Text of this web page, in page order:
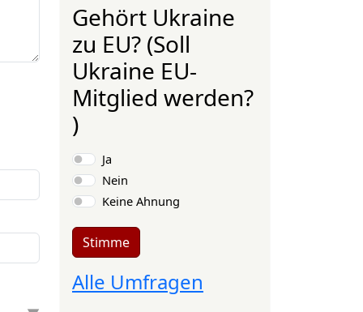
Gehört Ukraine
zu EU? (Soll
Ukraine EU-
Mitglied werden?
)
Auswahlmöglichkeiten
Ja
Nein
Keine Ahnung
Stimme
Alle Umfragen